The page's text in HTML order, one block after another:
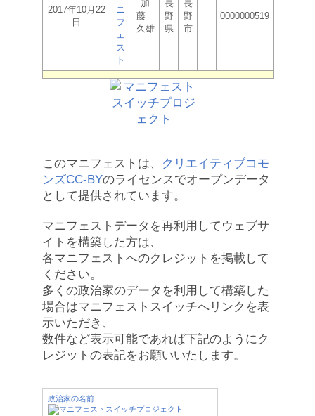
2017年10月22
日
ニ
フ
ェ
ス
ト
加
藤
久雄
長
野
県
長
野
市
0000000519
このマニフェストは、
クリエイティブコモ
ンズCC-BYのライセンスでオープンデータ
として提供されています。
マニフェストデータを再利用してウェブサ
イトを構築した方は、
各マニフェストへのクレジットを掲載して
ください。
多くの政治家のデータを利用して構築した
場合はマニフェストスイッチへリンクを表
示いただき、
数件など表示可能であれば下記のようにク
レジットの表記をお願いいたします。
政治家の名前